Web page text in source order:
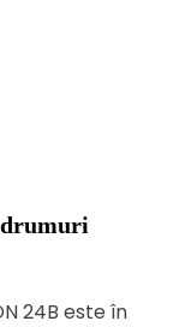
24B este în